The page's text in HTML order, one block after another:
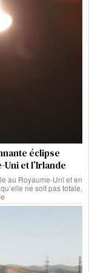
éclipse
et l’Irlande
au Royaume-Uni et en
ne soit pas totale,